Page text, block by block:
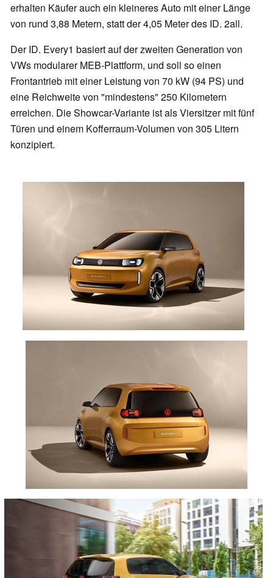
erhalten Käufer auch ein kleineres Auto mit einer Länge
von rund 3,88 Metern, statt der 4,05 Meter des ID. 2all.
Der ID. Every1 basiert auf der zweiten Generation von
VWs modularer MEB-Plattform, und soll so einen
Frontantrieb mit einer Leistung von 70 kW (94 PS) und
eine Reichweite von "mindestens" 250 Kilometern
erreichen. Die Showcar-Variante ist als Viersitzer mit fünf
Türen und einem Kofferraum-Volumen von 305 Litern
konzipiert.